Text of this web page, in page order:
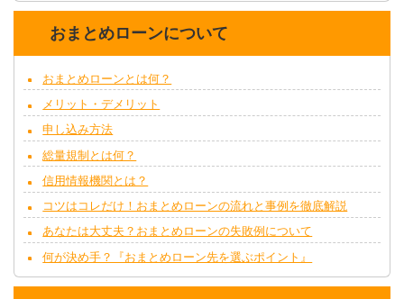
おまとめローンについて
おまとめローンとは何？
メリット・デメリット
申し込み方法
総量規制とは何？
信用情報機関とは？
コツはコレだけ！おまとめローンの流れと事例を徹底解説
あなたは大丈夫？おまとめローンの失敗例について
何が決め手？『おまとめローン先を選ぶポイント』